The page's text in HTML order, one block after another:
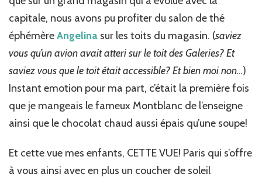
capitale, nous avons pu profiter du salon de thé
éphémèreAngelina sur les toits du magasin. (saviez
vous qu’un avion avait atteri sur le toit des Galeries? Et
saviez vous que le toit était accessible? Et bien moi non…)
Instant emotion pour ma part, c’était la première fois
que je mangeais le fameux Montblanc de l’enseigne
ainsi que le chocolat chaud aussi épais qu’une soupe!
Et cette vue mes enfants, CETTE VUE! Paris qui s’offre
à vous ainsi avec en plus un coucher de soleil